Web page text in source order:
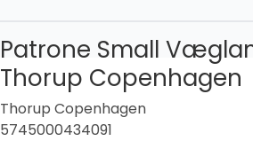
Patrone Small
Thorup Copenhagen
Thorup Copenhagen
5745000434091